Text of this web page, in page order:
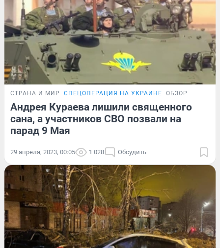
СТРАНА И МИР СПЕЦОПЕРАЦИЯ НА УКРАИНЕ ОБЗОР
Андрея Кураева лишили священного
сана, а участников СВО позвали на
парад 9 Мая
29 апреля, 2023, 00:05 1 028 Обсудить